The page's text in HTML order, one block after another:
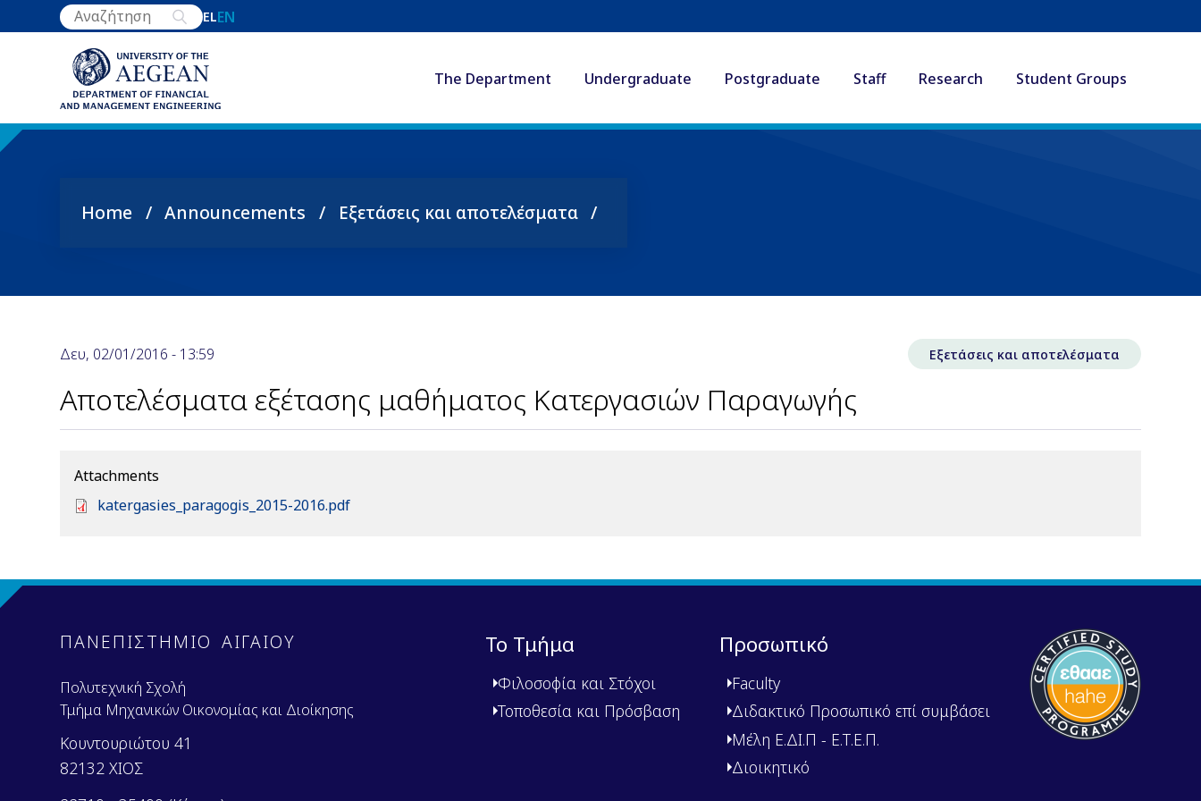
to
ELEN
The Department Undergraduate Postgraduate Staff Research Student Groups
Breadcrumb
Home Announcements Εξετάσεις και αποτελέσματα
Δευ, 02/01/2016 - 13:59 Εξετάσεις και αποτελέσματα
Αποτελέσματα εξέτασης μαθήματος Κατεργασιών Παραγωγής
Attachments
D
n
katergasies_paragogis_2015-2016.pdf
ΠΑΝΕΠΙΣΤΗΜΙΟ ΑΙΓΑΙΟΥ
Πολυτεχνική Σχολή
Τμήμα Μηχανικών Οικονομίας και Διοίκησης
Κουντουριώτου 41
82132 ΧΙΟΣ
Το Τμήμα
Φιλοσοφία και Στόχοι
Τοποθεσία και Πρόσβαση
Προσωπικό
Faculty
Διδακτικό Προσωπικό επί συμβάσει
Μέλη Ε.ΔΙ.Π - Ε.Τ.Ε.Π.
Διοικητικό